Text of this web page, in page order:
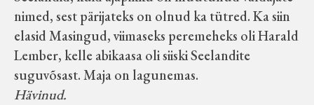
nimed, sest pärijateks on olnud ka tütred. Ka siin
elasid Masingud, viimaseks peremeheks oli Harald
Lember, kelle abikaasa oli siiski Seelandite
suguvõsast. Maja on lagunemas.
Hävinud.